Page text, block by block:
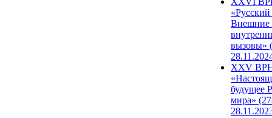
Внешние
вызовы»
XXV
будущее
мира»